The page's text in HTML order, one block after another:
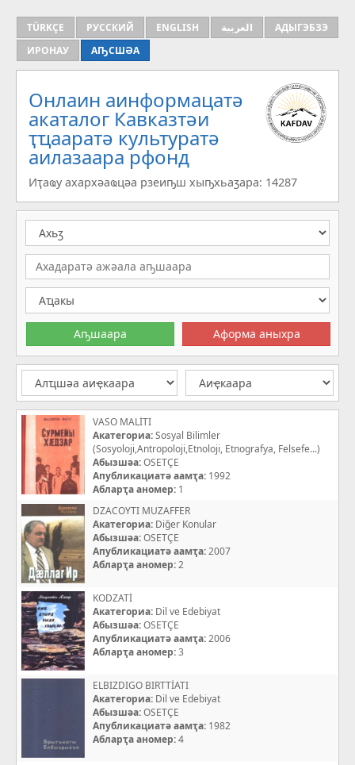
TÜRKÇE РУССКИЙ ENGLISH العربية
АДЫГЭБЗЭ
ИРОНАУ
АҦСШӘА
Онлаин аинформацатә
aкаталог Кавказтәи
ҭҵааратә культуратә
аилазаара рфонд
Иҭаҩу ахархәаҩцәа рзеиҧш хыҧхьаӡара: 14287
VASO MALİTI
Акатегориа:Sosyal Bilimler
(Sosyoloji,Antropoloji,Etnoloji, Etnografya, Felsefe...)
Абызшәа:OSETÇE
Апубликациатә аамҭа: 1992
Абларҭа аномер: 1
DZACOYTI MUZAFFER
Акатегориа: Diğer Konular
Абызшәа:OSETÇE
Апубликациатә аамҭа:2007
Абларҭа аномер:2
KODZATİ
Акатегориа: Dil ve Edebiyat
Абызшәа:OSETÇE
Апубликациатә аамҭа:2006
Абларҭа аномер:3
ELBIZDIGO BIRTTİATI
Акатегориа: Dil ve Edebiyat
Абызшәа:OSETÇE
Апубликациатә аамҭа: 1982
Абларҭа аномер:4